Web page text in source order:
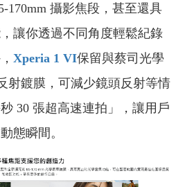
170mm 攝影焦段，甚至還具
讓你透過不同角度輕鬆紀錄
Xperia 1 VI保留與蔡司光學
射鍍膜，可減少鏡頭反射等情
30 張超高速連拍」，讓用戶
態瞬間。